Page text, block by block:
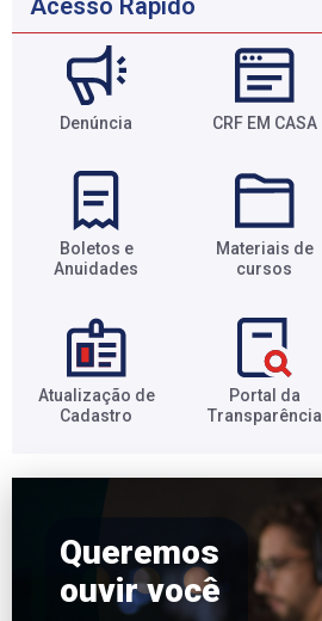
Denúncia CRF EM CASA
Boletos e
Anuidades​
Materiais de
cursos​
Atualização de
Cadastro​
Portal da
Transparência​
Queremos
ouvir você